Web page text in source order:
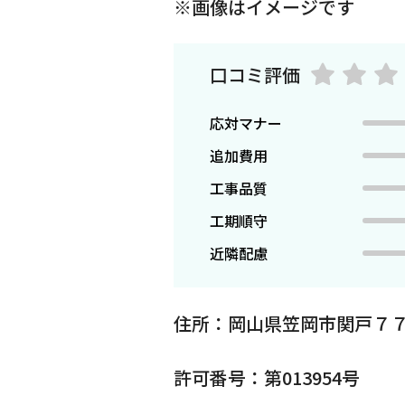
※画像はイメージです
口コミ評価
応対マナー
追加費用
工事品質
工期順守
近隣配慮
住所：岡山県笠岡市関戸７
許可番号：第013954号